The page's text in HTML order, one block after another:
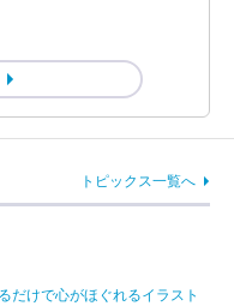
トピックス一覧へ
だけで心がほぐれるイラスト